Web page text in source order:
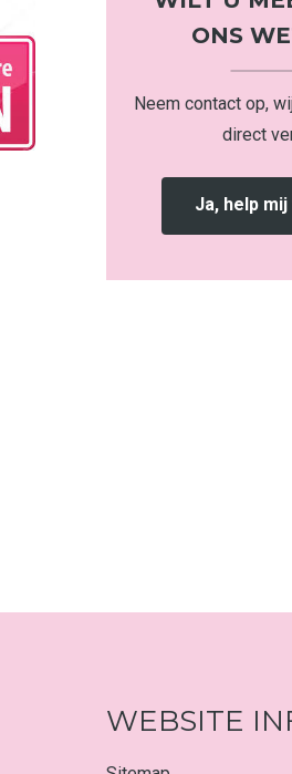
ONS
Neem contact op,
direct
Ja, help
WEBSITE